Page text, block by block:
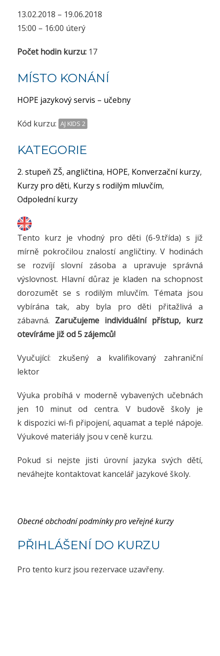
13.02.2018 – 19.06.2018
15:00 – 16:00 úterý
Počet hodin kurzu: 17
MÍSTO KONÁNÍ
HOPE jazykový servis – učebny
Kód kurzu: AJ KIDS 2
KATEGORIE
2. stupeň ZŠ, angličtina, HOPE, Konverzační kurzy,
Kurzy pro děti, Kurzy s rodilým mluvčím,
Odpolední kurzy
Tento kurz je vhodný pro děti (6-9.třída) s již
mírně pokročilou znalostí angličtiny. V hodinách
se rozvíjí slovní zásoba a upravuje správná
výslovnost. Hlavní důraz je kladen na schopnost
dorozumět se s rodilým mluvčím. Témata jsou
vybírána tak, aby byla pro děti přitažlivá a
zábavná. Zaručujeme individuální přístup, kurz
otevíráme již od 5 zájemců!
Vyučující: zkušený a kvalifikovaný zahraniční
lektor
Výuka probíhá v moderně vybavených učebnách
jen 10 minut od centra. V budově školy je
k dispozici wi-fi připojení, aquamat a teplé nápoje.
Výukové materiály jsou v ceně kurzu.
Pokud si nejste jisti úrovní jazyka svých dětí,
neváhejte kontaktovat kancelář jazykové školy.
Obecné obchodní podmínky pro veřejné kurzy
PŘIHLÁŠENÍ DO KURZU
Pro tento kurz jsou rezervace uzavřeny.